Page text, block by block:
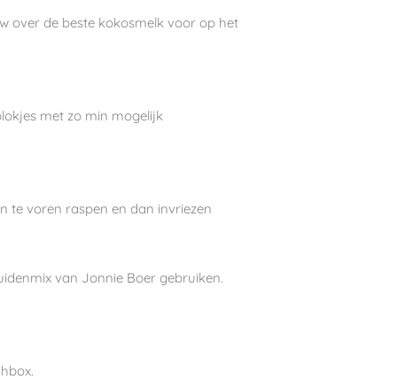
over de beste kokosmelk voor op het
met zo min mogelijk
te voren raspen en dan invriezen
van Jonnie Boer gebruiken.